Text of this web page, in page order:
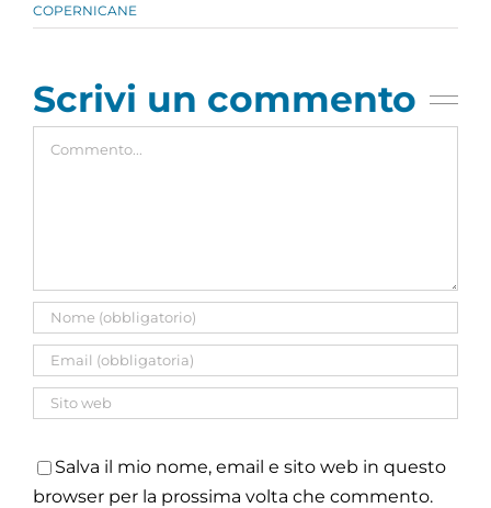
COPERNICANE
Scrivi un commento
Salva il mio nome, email e sito web in questo
browser per la prossima volta che commento.